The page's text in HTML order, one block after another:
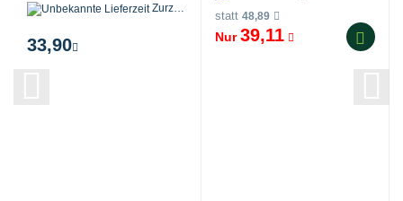
Zurzeit nicht verfügbar
33,90
statt 48,89
Nur39,11